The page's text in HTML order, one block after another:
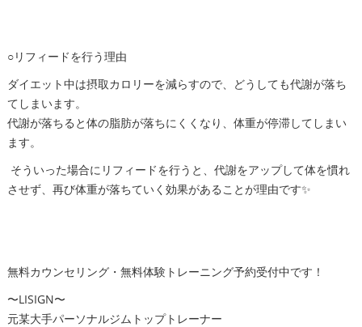
○リフィードを行う理由
ダイエット中は摂取カロリーを減らすので、どうしても代謝が落ち
てしまいます。
代謝が落ちると体の脂肪が落ちにくくなり、体重が停滞してしまい
ます。
そういった場合にリフィードを行うと、代謝をアップして体を慣れ
させず、再び体重が落ちていく効果があることが理由です✨
無料カウンセリング・無料体験トレーニング予約受付中です！
〜LISIGN〜
元某大手パーソナルジムトップトレーナー